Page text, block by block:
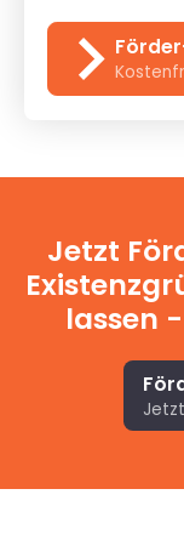
Jetzt
lassen